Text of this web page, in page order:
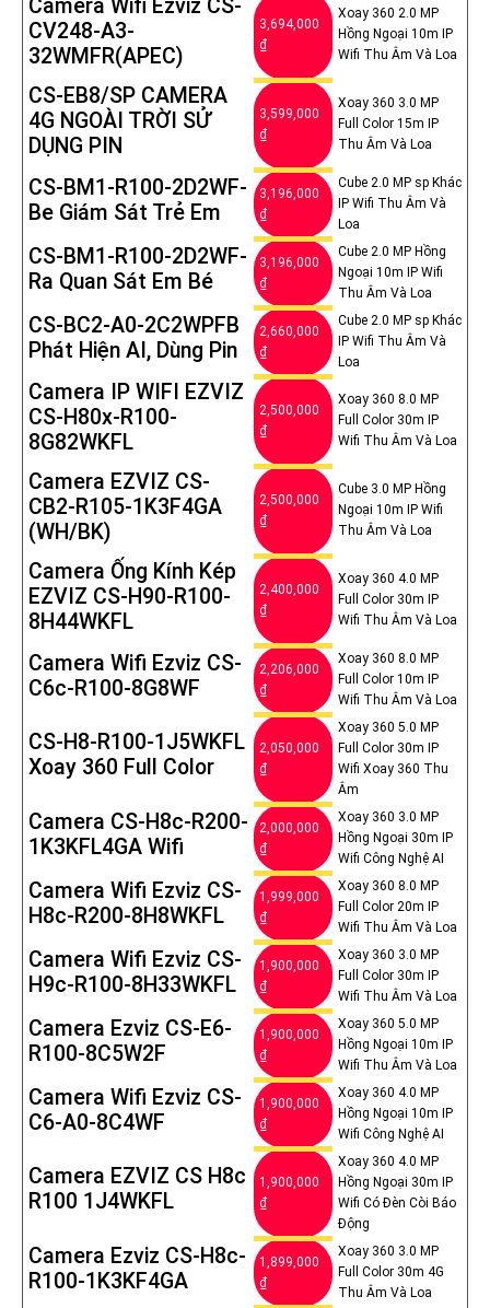
Camera Wifi Ezviz CS-
CV248-A3-
32WMFR(APEC)
3,694,000
₫
Xoay 360 2.0 MP
Hồng Ngoại 10m IP
Wifi Thu Âm Và Loa
CS-EB8/SP CAMERA
4G NGOÀI TRỜI SỬ
DỤNG PIN
3,599,000
₫
Xoay 360 3.0 MP
Full Color 15m IP
Thu Âm Và Loa
CS-BM1-R100-2D2WF-
Be Giám Sát Trẻ Em
3,196,000
₫
Cube 2.0 MP sp Khác
IP Wifi Thu Âm Và
Loa
CS-BM1-R100-2D2WF-
Ra Quan Sát Em Bé
3,196,000
₫
Cube 2.0 MP Hồng
Ngoại 10m IP Wifi
Thu Âm Và Loa
CS-BC2-A0-2C2WPFB
Phát Hiện AI, Dùng Pin
2,660,000
₫
Cube 2.0 MP sp Khác
IP Wifi Thu Âm Và
Loa
Camera IP WIFI EZVIZ
CS-H80x-R100-
8G82WKFL
2,500,000
₫
Xoay 360 8.0 MP
Full Color 30m IP
Wifi Thu Âm Và Loa
Camera EZVIZ CS-
CB2-R105-1K3F4GA
(WH/BK)
2,500,000
₫
Cube 3.0 MP Hồng
Ngoại 10m IP Wifi
Thu Âm Và Loa
Camera Ống Kính Kép
EZVIZ CS-H90-R100-
8H44WKFL
2,400,000
₫
Xoay 360 4.0 MP
Full Color 30m IP
Wifi Thu Âm Và Loa
Camera Wifi Ezviz CS-
C6c-R100-8G8WF
2,206,000
₫
Xoay 360 8.0 MP
Full Color 10m IP
Wifi Thu Âm Và Loa
CS-H8-R100-1J5WKFL
Xoay 360 Full Color
2,050,000
₫
Xoay 360 5.0 MP
Full Color 30m IP
Wifi Xoay 360 Thu
Âm
Camera CS-H8c-R200-
1K3KFL4GA Wifi
2,000,000
₫
Xoay 360 3.0 MP
Hồng Ngoại 30m IP
Wifi Công Nghệ AI
Camera Wifi Ezviz CS-
H8c-R200-8H8WKFL
1,999,000
₫
Xoay 360 8.0 MP
Full Color 20m IP
Wifi Thu Âm Và Loa
Camera Wifi Ezviz CS-
H9c-R100-8H33WKFL
1,900,000
₫
Xoay 360 3.0 MP
Full Color 30m IP
Wifi Thu Âm Và Loa
Camera Ezviz CS-E6-
R100-8C5W2F
1,900,000
₫
Xoay 360 5.0 MP
Hồng Ngoại 10m IP
Wifi Thu Âm Và Loa
Camera Wifi Ezviz CS-
C6-A0-8C4WF
1,900,000
₫
Xoay 360 4.0 MP
Hồng Ngoại 10m IP
Wifi Công Nghệ AI
Camera EZVIZ CS H8c
R100 1J4WKFL
1,900,000
₫
Xoay 360 4.0 MP
Hồng Ngoại 30m IP
Wifi Có Đèn Còi Báo
Động
Camera Ezviz CS-H8c-
R100-1K3KF4GA
1,899,000
₫
Xoay 360 3.0 MP
Full Color 30m 4G
Thu Âm Và Loa